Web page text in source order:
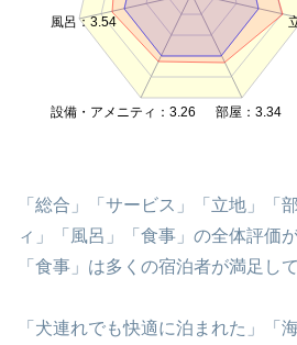
部屋：3.34
設備・アメニティ：3.26
風呂：3.54
「総合」「サービス」「立地」「
ィ」「風呂」「食事」の全体評価
「食事」は多くの宿泊者が満足し
「犬連れでも快適に泊まれた」「